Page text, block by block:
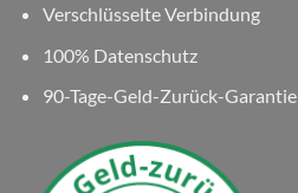
Verschlüsselte Verbindung
100% Datenschutz
90-Tage-Geld-Zurück-Garantie